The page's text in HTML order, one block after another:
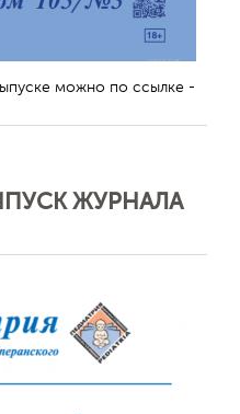
можно по ссылке -
ЖУРНАЛА